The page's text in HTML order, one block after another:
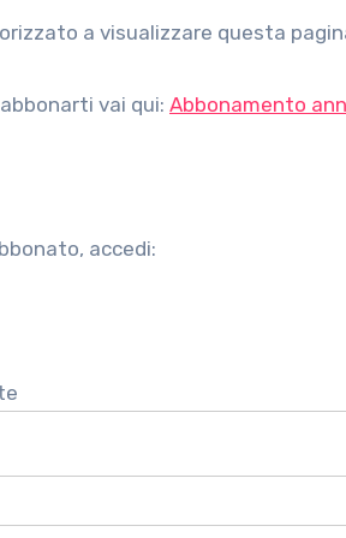
a visualizzare questa
vai qui: Abbonamento
accedi: